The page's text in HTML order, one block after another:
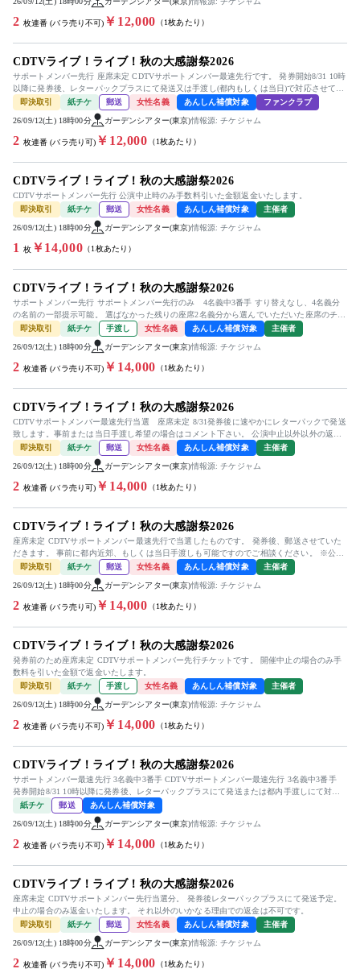
2 枚連番 (バラ売り不可) ￥12,000 （1枚あたり）
CDTVライブ！ライブ！秋の大感謝祭2026
サポートメンバー先行 座席未定 CDTVサポートメンバー最速先行です。 発券開始8/31 10時
以降に発券後、レターパックプラスにて発送又は手渡し(都内もしくは当日)で対応させてい
ただきます。...
即決取引 紙チケ 郵送 女性名義 あんしん補償対象 ファンクラブ
26/09/12(土) 18時00分 ガーデンシアター(東京)情報源: チケジャム
2 枚連番 (バラ売り可) ￥12,000 （1枚あたり）
CDTVライブ！ライブ！秋の大感謝祭2026
CDTVサポートメンバー先行 公演中止時のみ手数料引いた金額返金いたします。
即決取引
紙チケ 郵送 女性名義 あんしん補償対象 主催者
26/09/12(土) 18時00分 ガーデンシアター(東京)情報源: チケジャム
1 枚￥14,000 （1枚あたり）
CDTVライブ！ライブ！秋の大感謝祭2026
サポートメンバー先行 サポートメンバー先行のみ 4名義中3番手 すり替えなし、4名義分
の名前の一部提示可能。 選ばなかった残りの座席2名義分から選んでいただいた座席のチケ
ットを郵送いたします。...
即決取引 紙チケ 手渡し 女性名義 あんしん補償対象 主催者
26/09/12(土) 18時00分 ガーデンシアター(東京)情報源: チケジャム
2 枚連番 (バラ売り不可) ￥14,000 （1枚あたり）
CDTVライブ！ライブ！秋の大感謝祭2026
CDTVサポートメンバー最速先行当選 座席未定 8/31発券後に速やかにレターパックで発送
致します。事前または当日手渡し希望の場合はコメント下さい。 公演中止以外以外の返金
は対応出来ません。
即決取引 紙チケ 郵送 女性名義 あんしん補償対象 主催者
26/09/12(土) 18時00分 ガーデンシアター(東京)情報源: チケジャム
2 枚連番 (バラ売り可) ￥14,000 （1枚あたり）
CDTVライブ！ライブ！秋の大感謝祭2026
座席未定 CDTVサポートメンバー最速先行で当選したものです。 発券後、郵送させていた
だきます。 事前に都内近郊、もしくは当日手渡しも可能ですのでご相談ください。 ※公演
中止以外のご返金はい...
即決取引 紙チケ 郵送 女性名義 あんしん補償対象 主催者
26/09/12(土) 18時00分 ガーデンシアター(東京)情報源: チケジャム
2 枚連番 (バラ売り可) ￥14,000 （1枚あたり）
CDTVライブ！ライブ！秋の大感謝祭2026
発券前のため座席未定 CDTVサポートメンバー先行チケットです。 開催中止の場合のみ手
数料を引いた金額で返金いたします。
即決取引
紙チケ 手渡し 女性名義 あんしん補償対象 主催者
26/09/12(土) 18時00分 ガーデンシアター(東京)情報源: チケジャム
2 枚連番 (バラ売り不可) ￥14,000 （1枚あたり）
CDTVライブ！ライブ！秋の大感謝祭2026
サポートメンバー最速先行 3名義中3番手 CDTVサポートメンバー最速先行 3名義中3番手
発券開始8/31 10時以降に発券後、レターパックプラスにて発送または都内手渡しにて対
応。 ...
紙チケ 郵送 あんしん補償対象
26/09/12(土) 18時00分 ガーデンシアター(東京)情報源: チケジャム
2 枚連番 (バラ売り不可) ￥14,000 （1枚あたり）
CDTVライブ！ライブ！秋の大感謝祭2026
座席未定 CDTVサポートメンバー先行当選分。 発券後レターパックプラスにて発送予定。
中止の場合のみ返金いたします。 それ以外のいかなる理由での返金は不可です。
即決取引
紙チケ 郵送 女性名義 あんしん補償対象 主催者
26/09/12(土) 18時00分 ガーデンシアター(東京)情報源: チケジャム
2 枚連番 (バラ売り不可) ￥14,000 （1枚あたり）